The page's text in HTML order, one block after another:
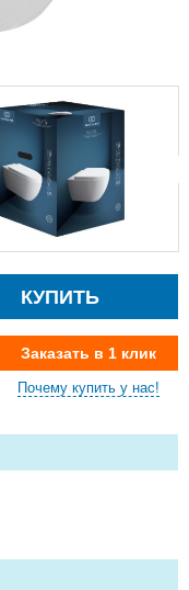
КУПИТЬ
Заказать в 1 клик
Почему купить у нас!